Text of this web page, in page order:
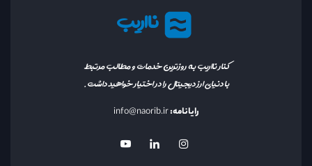
نااریب
کنار نااریب به روزترین خدمات و مطالب مرتبط
با دنیای ارز دیجیتال را در اختیار خواهید داشت.
رایانامه:info@naorib.ir